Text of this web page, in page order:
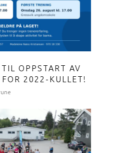
OPPSTART AV
FOR 2022-KULLET!